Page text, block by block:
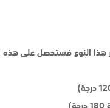
هذا النوع فستحصل على هذه